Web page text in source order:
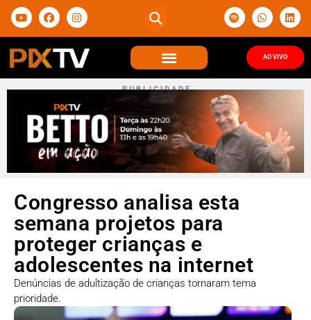
AO VIVO
P U B L I C I D A D E
Congresso analisa esta
semana projetos para
proteger crianças e
adolescentes na internet
Denúncias de adultização de crianças tornaram tema
prioridade.